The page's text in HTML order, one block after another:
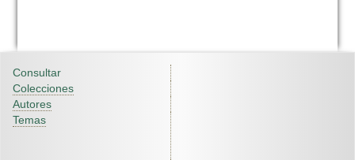
Consultar
Colecciones
Autores
Temas